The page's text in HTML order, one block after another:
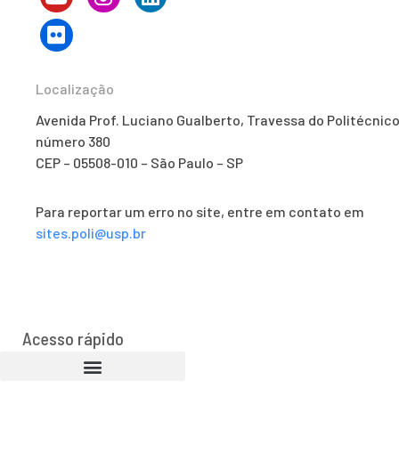
Localização
Avenida Prof. Luciano Gualberto, Travessa do
número 380
CEP – 05508-010 – São Paulo – SP
Para reportar um erro no site, entre em contato em
sites.poli@usp.br
Acesso rápido